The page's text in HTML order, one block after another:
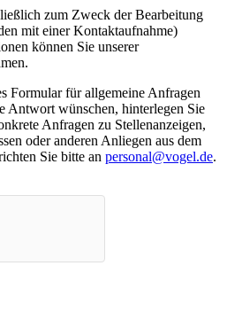
zum Zweck der Bearbeitung
mit einer Kontaktaufnahme)
können Sie unserer
Formular für allgemeine Anfragen
Antwort wünschen, hinterlegen Sie
Anfragen zu Stellenanzeigen,
oder anderen Anliegen aus dem
Sie bitte an personal@vogel.de.